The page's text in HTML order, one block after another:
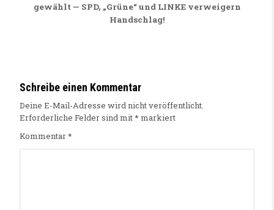
gewählt — SPD, „Grüne“ und LINKE verweigern
Handschlag!
Schreibe einen Kommentar
Deine E-Mail-Adresse wird nicht veröffentlicht.
Erforderliche Felder sind mit* markiert
Kommentar*